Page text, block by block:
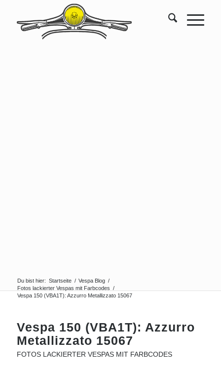
Du bist hier: Startseite / Vespa Blog /
Fotos lackierter Vespas mit Farbcodes /
Vespa 150 (VBA1T): Azzurro Metallizzato 15067
Vespa 150 (VBA1T): Azzurro
Metallizzato 15067
FOTOS LACKIERTER VESPAS MIT FARBCODES